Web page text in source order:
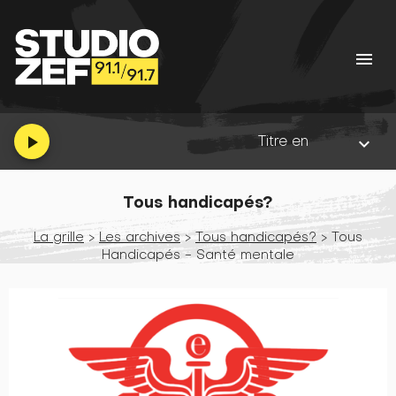
menu
play_arrow Titre en cours : Right
keyboard_arrow_down
Tous handicapés?
La grille > Les archives > Tous handicapés? > Tous
Handicapés - Santé mentale